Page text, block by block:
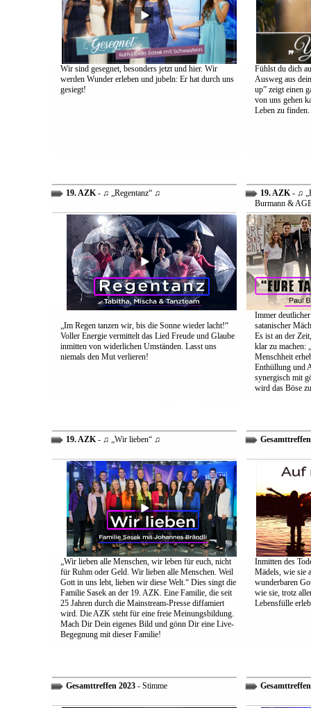
Wir sind gesegnet, besonders jetzt und hier. Wir
werden Wunder erleben und jubeln: Er hat durch uns
gesiegt!
Fühlst du dich
Ausweg aus
up” zeigt einen
von uns gehen
Leben zu finden.
19. AZK- ♫ „Regentanz“ ♫
„Im Regen tanzen wir, bis die Sonne wieder lacht!“
Voller Energie vermittelt das Lied Freude und Glaube
inmitten von widerlichen Umständen. Lasst uns
niemals den Mut verlieren!
19. AZK- ♫
Burmann &
Immer
satanischer
Es ist an der
klar zu machen:
Menschheit
Enthüllung und
synergisch mit
wird das Böse
19. AZK- ♫ „Wir lieben“ ♫
„Wir lieben alle Menschen, wir leben für euch, nicht
für Ruhm oder Geld. Wir lieben alle Menschen. Weil
Gott in uns lebt, lieben wir diese Welt.“ Dies singt die
Familie Sasek an der 19. AZK. Eine Familie, die seit
25 Jahren durch die Mainstream-Presse diffamiert
wird. Die AZK steht für eine freie Meinungsbildung.
Mach Dir Dein eigenes Bild und gönn Dir eine Live-
Begegnung mit dieser Familie!
Inmitten des
Mädels, wie sie
wunderbaren
wie sie, trotz
Lebensfülle
Gesamttreffen 2023- Stimme